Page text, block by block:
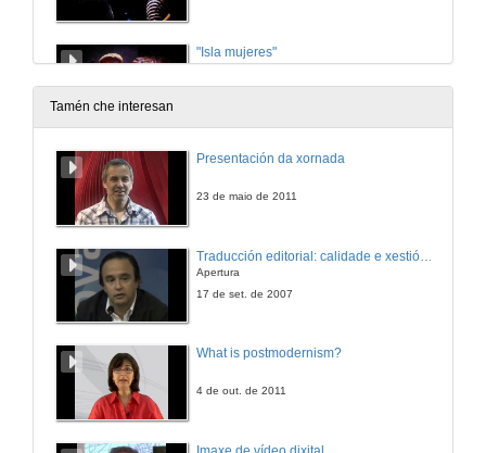
"Isla mujeres"
14 de dec. de 2016
Presentación da sección de corda
Concerto de Nadal 2016
"Vas cara arriba"
Concerto de Nadal 2016
Concerto de Nadal 2016
Presentación da sección de vento
Tamén che interesan
Presentación da xornada
23 de maio de 2011
Apertura
17 de set. de 2007
What is postmodernism?
4 de out. de 2011